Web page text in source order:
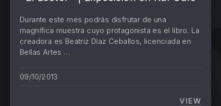
Durante este mes podrás disfrutar de una
magnífica muestra cuyo protagonista es el libro. La
creadora es Beatriz Díaz Ceballos, licenciada en
Bellas Artes …
09/10/2013
VIEW